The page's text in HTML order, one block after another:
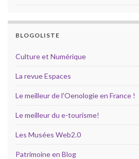
BLOGOLISTE
Culture et Numérique
La revue Espaces
Le meilleur de l'Oenologie en France !
Le meilleur du e-tourisme!
Les Musées Web2.0
Patrimoine en Blog